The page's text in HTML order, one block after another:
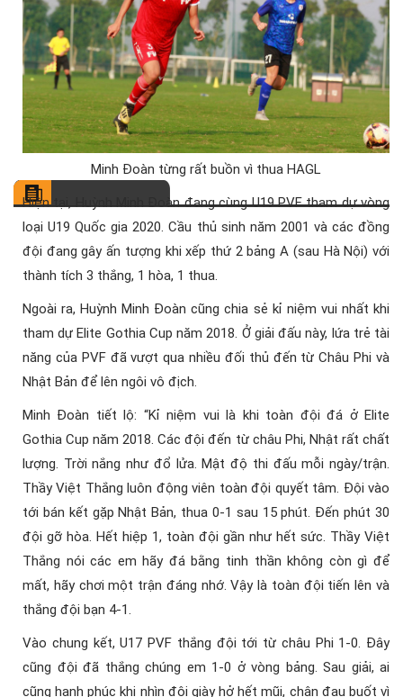
Minh Đoàn từng rất buồn vì thua HAGL
Hiện tại, Huỳnh Minh Đoàn đang cùng U19 PVF tham dự vòng
loại U19 Quốc gia 2020. Cầu thủ sinh năm 2001 và các đồng
đội đang gây ấn tượng khi xếp thứ 2 bảng A (sau Hà Nội) với
thành tích 3 thắng, 1 hòa, 1 thua.
Ngoài ra, Huỳnh Minh Đoàn cũng chia sẻ kỉ niệm vui nhất khi
tham dự Elite Gothia Cup năm 2018. Ở giải đấu này, lứa trẻ tài
năng của PVF đã vượt qua nhiều đối thủ đến từ Châu Phi và
Nhật Bản để lên ngôi vô địch.
Minh Đoàn tiết lộ: “Kỉ niệm vui là khi toàn đội đá ở Elite
Gothia Cup năm 2018. Các đội đến từ châu Phi, Nhật rất chất
lượng. Trời nắng như đổ lửa. Mật độ thi đấu mỗi ngày/trận.
Thầy Việt Thắng luôn động viên toàn đội quyết tâm. Đội vào
tới bán kết gặp Nhật Bản, thua 0-1 sau 15 phút. Đến phút 30
đội gỡ hòa. Hết hiệp 1, toàn đội gần như hết sức. Thầy Việt
Thắng nói các em hãy đá bằng tinh thần không còn gì để
mất, hãy chơi một trận đáng nhớ. Vậy là toàn đội tiến lên và
thắng đội bạn 4-1.
Vào chung kết, U17 PVF thắng đội tới từ châu Phi 1-0. Đây
cũng đội đã thắng chúng em 1-0 ở vòng bảng. Sau giải, ai
cũng hạnh phúc khi nhìn đôi giày hở hết mũi, chân đau buốt vì